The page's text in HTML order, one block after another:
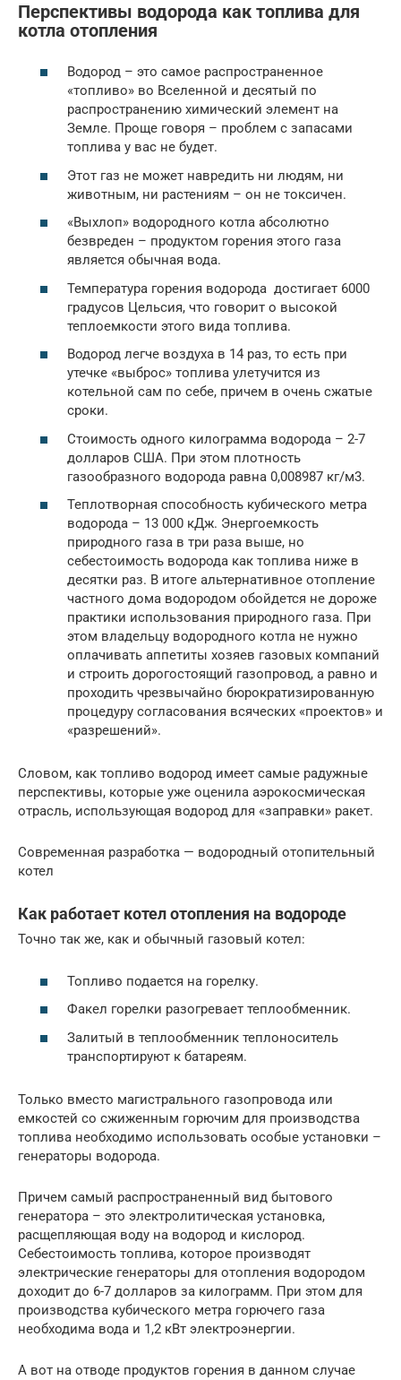
Перспективы водорода как топлива для
котла отопления
Водород – это самое распространенное
«топливо» во Вселенной и десятый по
распространению химический элемент на
Земле. Проще говоря – проблем с запасами
топлива у вас не будет.
Этот газ не может навредить ни людям, ни
животным, ни растениям – он не токсичен.
«Выхлоп» водородного котла абсолютно
безвреден – продуктом горения этого газа
является обычная вода.
Температура горения водорода достигает 6000
градусов Цельсия, что говорит о высокой
теплоемкости этого вида топлива.
Водород легче воздуха в 14 раз, то есть при
утечке «выброс» топлива улетучится из
котельной сам по себе, причем в очень сжатые
сроки.
Стоимость одного килограмма водорода – 2-7
долларов США. При этом плотность
газообразного водорода равна 0,008987 кг/м3.
Теплотворная способность кубического метра
водорода – 13 000 кДж. Энергоемкость
природного газа в три раза выше, но
себестоимость водорода как топлива ниже в
десятки раз. В итоге альтернативное отопление
частного дома водородом обойдется не дороже
практики использования природного газа. При
этом владельцу водородного котла не нужно
оплачивать аппетиты хозяев газовых компаний
и строить дорогостоящий газопровод, а равно и
проходить чрезвычайно бюрократизированную
процедуру согласования всяческих «проектов» и
«разрешений».
Словом, как топливо водород имеет самые радужные
перспективы, которые уже оценила аэрокосмическая
отрасль, использующая водород для «заправки» ракет.
Современная разработка — водородный отопительный
котел
Как работает котел отопления на водороде
Точно так же, как и обычный газовый котел:
Топливо подается на горелку.
Факел горелки разогревает теплообменник.
Залитый в теплообменник теплоноситель
транспортируют к батареям.
Только вместо магистрального газопровода или
емкостей со сжиженным горючим для производства
топлива необходимо использовать особые установки –
генераторы водорода.
Причем самый распространенный вид бытового
генератора – это электролитическая установка,
расщепляющая воду на водород и кислород.
Себестоимость топлива, которое производят
электрические генераторы для отопления водородом
доходит до 6-7 долларов за килограмм. При этом для
производства кубического метра горючего газа
необходима вода и 1,2 кВт электроэнергии.
А вот на отводе продуктов горения в данном случае